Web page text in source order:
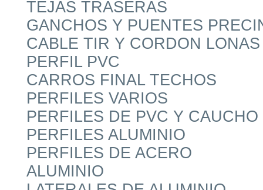
TEJAS TRASERAS
GANCHOS Y PUENTES
CABLE TIR Y CORDON LONAS
PERFIL PVC
CARROS FINAL TECHOS
PERFILES VARIOS
PERFILES DE PVC Y CAUCHO
PERFILES ALUMINIO
PERFILES DE ACERO
ALUMINIO